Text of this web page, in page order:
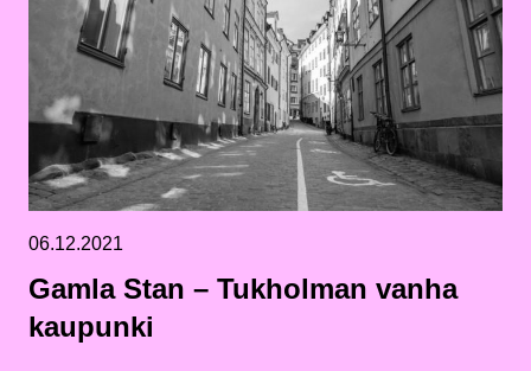
06.12.2021
Gamla Stan – Tukholman vanha
kaupunki